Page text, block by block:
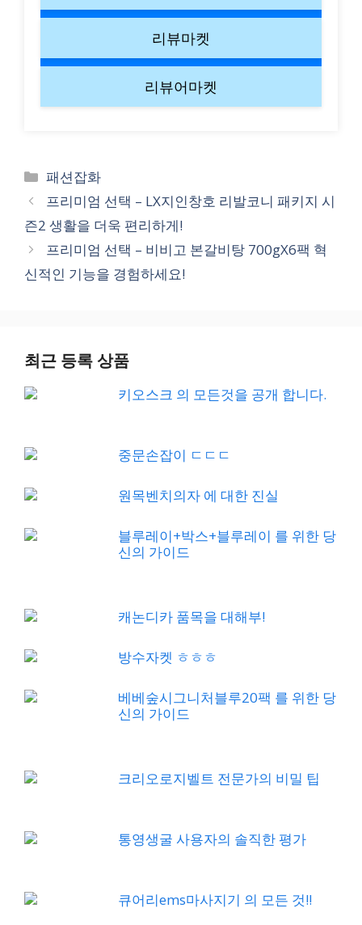
리뷰마켓
리뷰어마켓
Categories
패션잡화
프리미엄 선택 – LX지인창호 리발코니 패키지 시
즌2 생활을 더욱 편리하게!
프리미엄 선택 – 비비고 본갈비탕 700gX6팩 혁
신적인 기능을 경험하세요!
최근 등록 상품
키오스크 의 모든것을 공개 합니다.
중문손잡이 ㄷㄷㄷ
원목벤치의자 에 대한 진실
블루레이+박스+블루레이 를 위한 당
신의 가이드
캐논디카 품목을 대해부!
방수자켓 ㅎㅎㅎ
베베숲시그니처블루20팩 를 위한 당
신의 가이드
크리오로지벨트 전문가의 비밀 팁
통영생굴 사용자의 솔직한 평가
큐어리ems마사지기 의 모든 것!!